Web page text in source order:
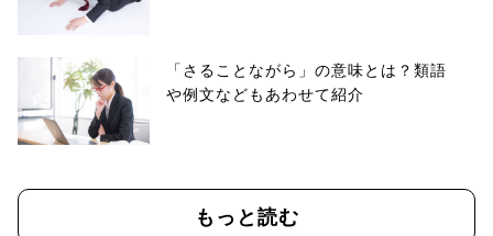
「さることながら」の意味とは？類語
や例文などもあわせて紹介
もっと読む